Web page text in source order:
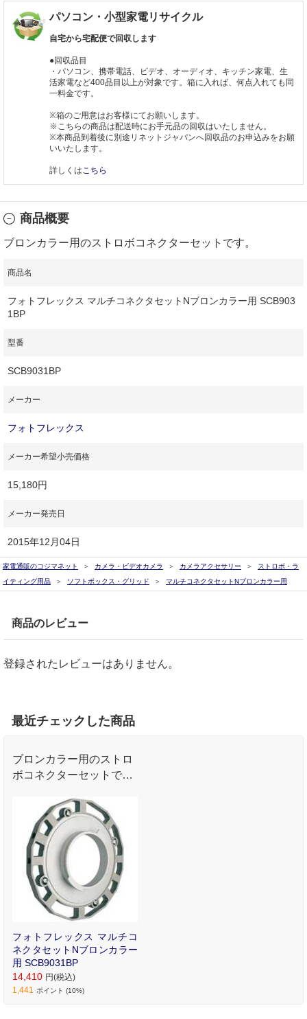
パソコン・小型家電リサイクル
自宅から宅配便で回収します
●回収品目
・パソコン、携帯電話、ビデオ、オーディオ、キッチン家電、生
活家電など400品目以上が対象です。箱に入れば、何点入れても同
一料金です。
※箱のご用意はお客様にてお願いします。
※こちらの商品は配送時にお手元品の回収はいたしません。
※本商品到着後に別途リネットジャパンへ回収品のお申込みをお願
いいたします。
詳しくはこちら
商品概要
ブロンカラー用のストロボコネクターセットです。
商品名
フォトフレックス マルチコネクタセットNブロンカラー用 SCB903
1BP
型番
SCB9031BP
メーカー
フォトフレックス
メーカー希望小売価格
15,180円
メーカー発売日
2015年12月04日
家電通販のコジマネット カメラ・ビデオカメラ カメラアクセサリー
ストロボ・ラ
イティング用品
ソフトボックス・グリッド マルチコネクタセットNブロンカラー用
商品のレビュー
登録されたレビューはありません。
最近チェックした商品
ブロンカラー用のストロ
ボコネクターセットで
フォトフレックス マルチコ
ネクタセットNブロンカラー
用 SCB9031BP
14,410 円(税込)
1,441 ポイント (10%)